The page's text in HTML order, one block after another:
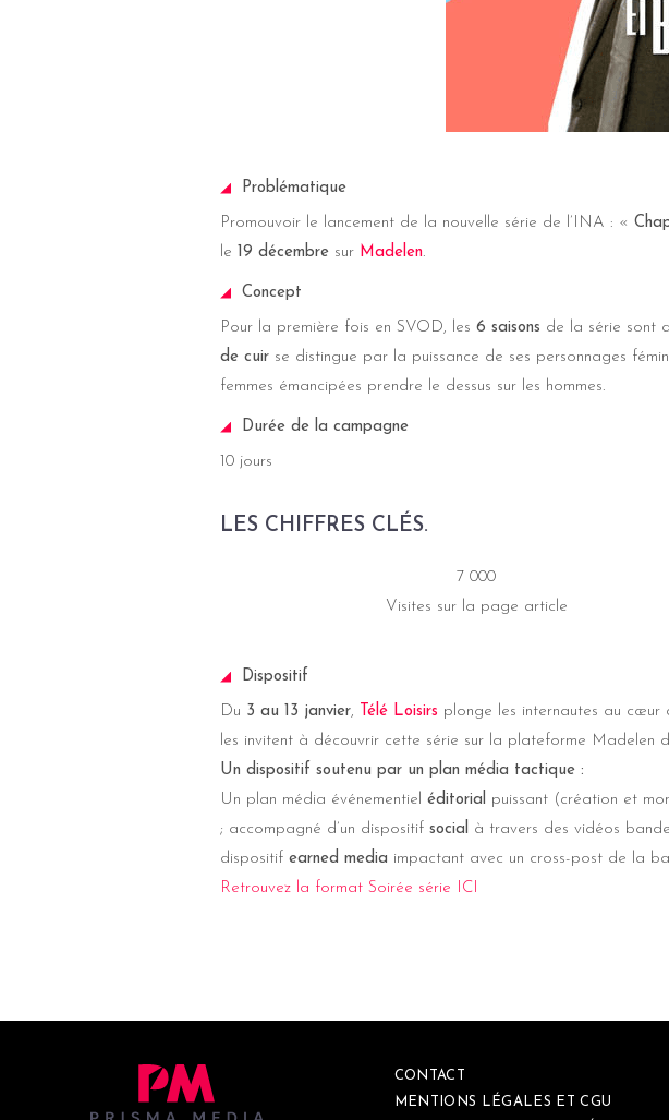
Problématique
Promouvoir le lancement de la nouvelle série de l’INA : «
le 19 décembre sur Madelen.
Concept
Pour la première fois en SVOD, les 6 saisons de la série sont
de cuir se distingue par la puissance de ses personnages
femmes émancipées prendre le dessus sur les hommes.
Durée de la campagne
10 jours
LES CHIFFRES CLÉS.
7 000
Visites sur la page article
Dispositif
Du 3 au 13 janvier, Télé Loisirs plonge les internautes au cœur
les invitent à découvrir cette série sur la plateforme Madelen
Un dispositif soutenu par un plan média tactique :
Un plan média événementiel éditorial puissant (création et
; accompagné d’un dispositif social à travers des vidéos
dispositif earned media impactant avec un cross-post de la
Retrouvez la format Soirée série ICI
CONTACT
MENTIONS LÉGALES ET CGU